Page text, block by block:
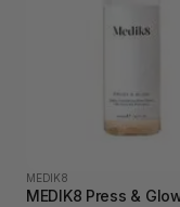
MEDIK8
MEDIK8 Press &